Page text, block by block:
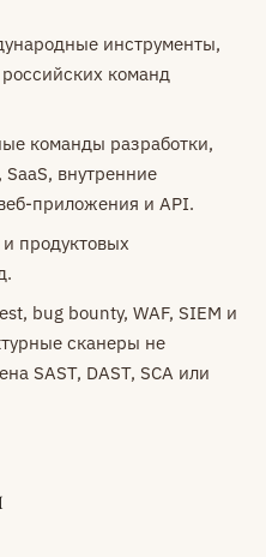
инструменты,
команд
команды разработки,
внутренние
приложения и API.
продуктовых
bug bounty, WAF, SIEM и
сканеры не
SAST, DAST, SCA или